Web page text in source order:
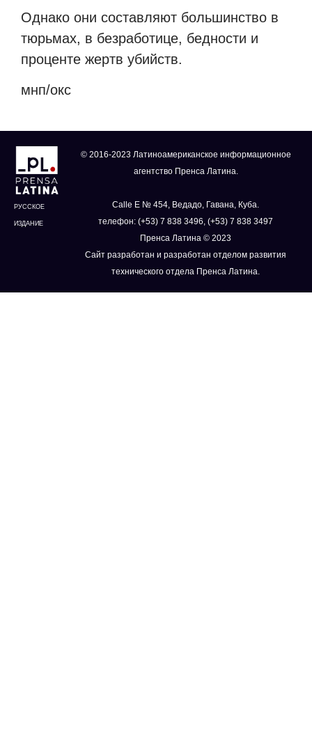
Однако они составляют большинство в
тюрьмах, в безработице, бедности и
проценте жертв убийств.
мнп/окс
РУССКОЕ
ИЗДАНИЕ
© 2016-2023 Латиноамериканское информационное
агентство Пренса Латина.
Calle E № 454, Ведадо, Гавана, Куба.
телефон: (+53) 7 838 3496, (+53) 7 838 3497
Пренса Латина © 2023
Сайт разработан и разработан отделом развития
технического отдела Пренса Латина.